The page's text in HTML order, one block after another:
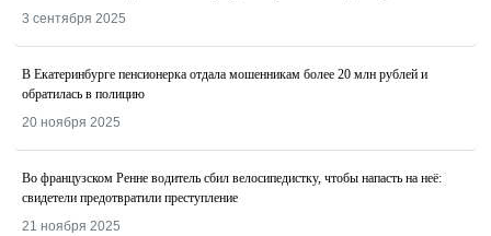
3 сентября 2025
В Екатеринбурге пенсионерка отдала мошенникам более 20 млн рублей и
обратилась в полицию
20 ноября 2025
Во французском Ренне водитель сбил велосипедистку, чтобы напасть на неё:
свидетели предотвратили преступление
21 ноября 2025